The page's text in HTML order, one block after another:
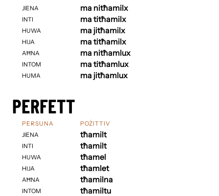
JIENA
INTI
HUWA
HIJA
AĦNA
INTOM
HUMA
ma nitħamilx
ma titħamilx
ma jitħamilx
ma titħamilx
ma nitħamlux
ma titħamlux
ma jitħamlux
PERFETT
PERSUNA
JIENA
INTI
HUWA
HIJA
AĦNA
INTOM
POŻITTIV
tħamilt
tħamilt
tħamel
tħamlet
tħamilna
tħamiltu